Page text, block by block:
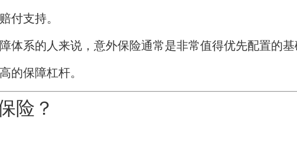
付支持。
体系的人来说，意外保险通常是非常值得优先配置的基
的保障杠杆。
险？